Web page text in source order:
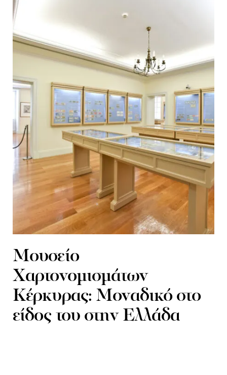
Μουσείο
Χαρτονομισμάτων
Κέρκυρας: Μοναδικό στο
είδος του στην Ελλάδα